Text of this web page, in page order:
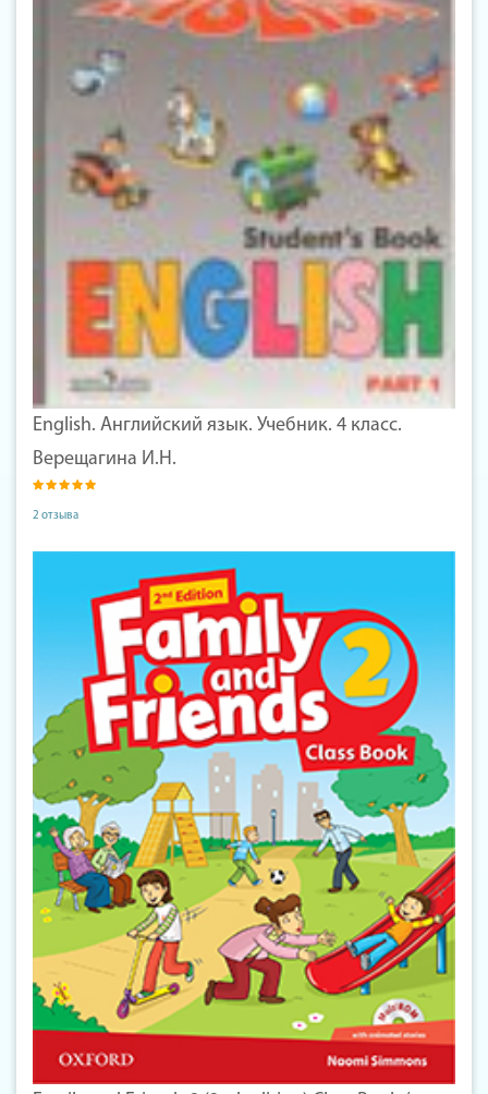
English. Английский язык. Учебник. 4 класс.
Верещагина И.Н.
2 отзыва